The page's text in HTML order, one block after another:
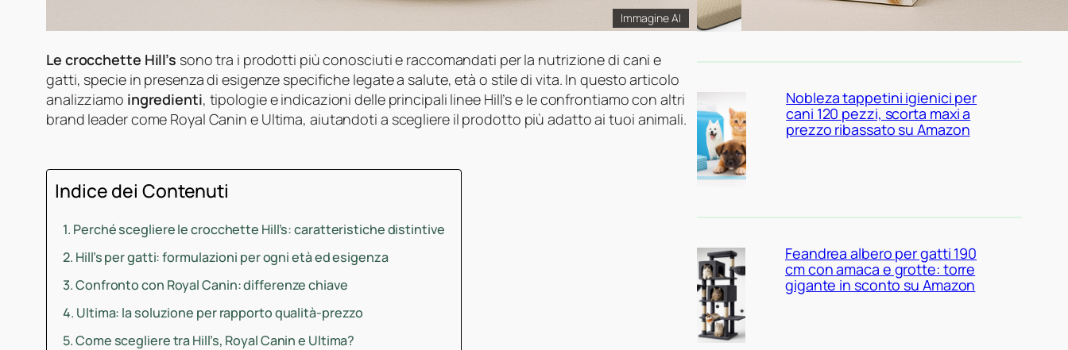
Immagine AI
Le crocchette Hill’s sono tra i prodotti più conosciuti e raccomandati per la nutrizione di cani e
gatti, specie in presenza di esigenze specifiche legate a salute, età o stile di vita. In questo articolo
analizziamo ingredienti, tipologie e indicazioni delle principali linee Hill’s e le confrontiamo con altri
brand leader come Royal Canin e Ultima, aiutandoti a scegliere il prodotto più adatto ai tuoi animali.
Indice dei Contenuti
Perché scegliere le crocchette Hill’s: caratteristiche distintive
Hill’s per gatti: formulazioni per ogni età ed esigenza
Confronto con Royal Canin: differenze chiave
Ultima: la soluzione per rapporto qualità-prezzo
Come scegliere tra Hill’s, Royal Canin e Ultima?
Nobleza tappetini igienici per
cani 120 pezzi, scorta maxi a
prezzo ribassato su Amazon
Feandrea albero per gatti 190
cm con amaca e grotte: torre
gigante in sconto su Amazon